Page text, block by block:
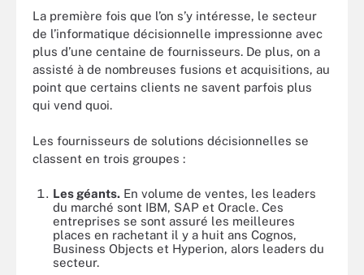
La première fois que l’on s’y intéresse, le secteur
de l’informatique décisionnelle impressionne avec
plus d’une centaine de fournisseurs. De plus, on a
assisté à de nombreuses fusions et acquisitions, au
point que certains clients ne savent parfois plus
qui vend quoi.
Les fournisseurs de solutions décisionnelles se
classent en trois groupes :
Les géants. En volume de ventes, les leaders
du marché sont IBM, SAP et Oracle. Ces
entreprises se sont assuré les meilleures
places en rachetant il y a huit ans Cognos,
Business Objects et Hyperion, alors leaders du
secteur.